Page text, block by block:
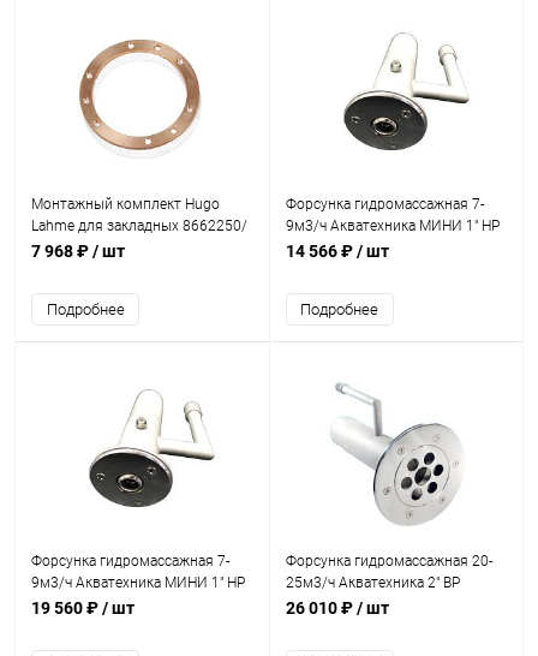
Монтажный комплект Hugo
Lahme для закладных 8662250/
8663450/ 8641050 (универсал)
7 968 ₽/ шт
Подробнее
Форсунка гидромассажная 7-
9м3/ч Акватехника МИНИ 1" НР
(универсал) (AT03.37)
14 566 ₽/ шт
Подробнее
Форсунка гидромассажная 7-
9м3/ч Акватехника МИНИ 1" НР
AISI 316 (универсал) (AT03.37M)
19 560 ₽/ шт
Форсунка гидромассажная 20-
25м3/ч Акватехника 2" ВР
(универсал) (AT03.34)
26 010 ₽/ шт